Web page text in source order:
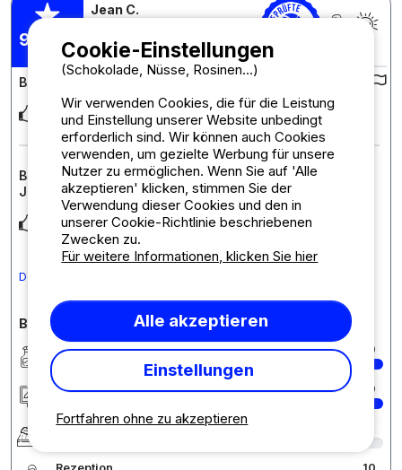
9,38 /10
Jean C.
Veröffentlicht am 16.07.2025
15/07/2025
Bewertung des Campingplatzes :
Le calme, l’accueil
Bewertung der Unterkunft : Die Rustikalen der 90er
Jahre 2 Schlafzimmer
C’était parfait
Den Kommentar in Deutsch übersetzen
Bewertungen des Campingplatzes im Detail
Sauberkeit 10
Unterkunft/Stellplatz 10
Komfort
Fortfahren ohne zu akzeptieren
Cookie-Einstellungen
(Schokolade, Nüsse, Rosinen...)
Wir verwenden Cookies, die für die Leistung
und Einstellung unserer Website unbedingt
erforderlich sind. Wir können auch Cookies
verwenden, um gezielte Werbung für unsere
Nutzer zu ermöglichen. Wenn Sie auf 'Alle
akzeptieren' klicken, stimmen Sie der
Verwendung dieser Cookies und den in
unserer Cookie-Richtlinie beschriebenen
Zwecken zu.
Für weitere Informationen, klicken Sie hier
Alle akzeptieren
Einstellungen